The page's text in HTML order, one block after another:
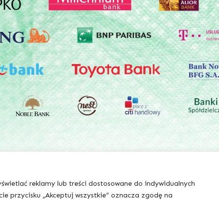
reklamy lub treści dostosowane do indywidualnych
przycisku „Akceptuj wszystkie” oznacza zgodę na
+48 510 133 437